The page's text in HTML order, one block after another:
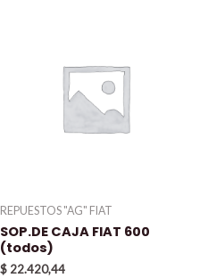
REPUESTOS "AG" FIAT
SOP.DE CAJA FIAT 600
(todos)
$ 22.420,44